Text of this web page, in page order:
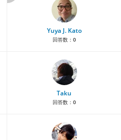
Yuya J. Kato
回答数： 0
Taku
回答数： 0